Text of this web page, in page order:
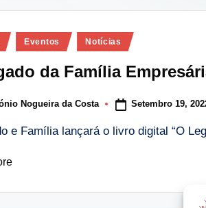
Eventos Notícias
da Família
Nogueira da Costa Setembro 19,
e Família lançará o livro digital “O